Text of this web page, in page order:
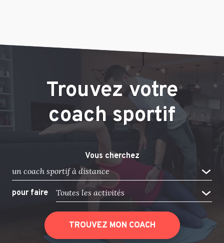
Trouvez votre
coach sportif
Vous cherchez
un coach sportif à distance
pour faire Toutes les activités
TROUVEZ MON COACH